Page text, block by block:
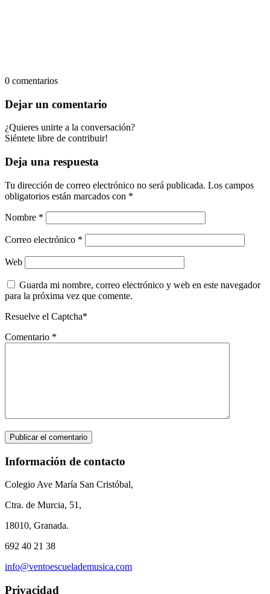
0 comentarios
Dejar un comentario
¿Quieres unirte a la conversación?
Siéntete libre de contribuir!
Deja una respuesta
Tu dirección de correo electrónico no será publicada. Los campos
obligatorios están marcados con *
Nombre *
Correo electrónico *
Web
Guarda mi nombre, correo electrónico y web en este navegador
para la próxima vez que comente.
Resuelve el Captcha*
Comentario *
Información de contacto
Colegio Ave María San Cristóbal,
Ctra. de Murcia, 51,
18010, Granada.
692 40 21 38
info@ventoescuelademusica.com
Privacidad